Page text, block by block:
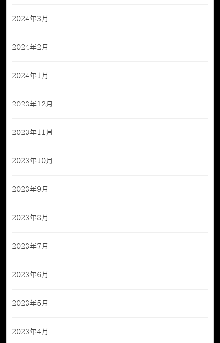
2024年3月
2024年2月
2024年1月
2023年12月
2023年11月
2023年10月
2023年9月
2023年8月
2023年7月
2023年6月
2023年5月
2023年4月